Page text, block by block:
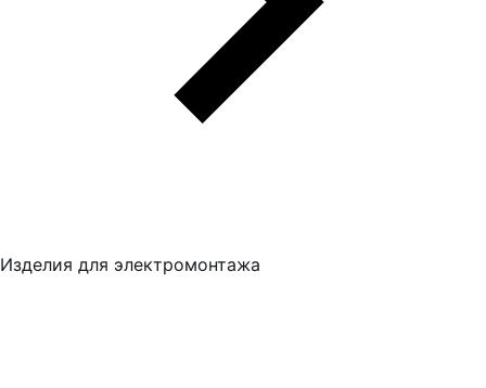
Изделия для электромонтажа